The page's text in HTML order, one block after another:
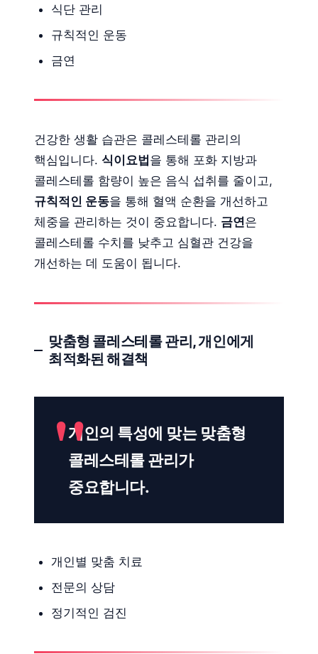
식단 관리
규칙적인 운동
금연
건강한 생활 습관은 콜레스테롤 관리의
핵심입니다. 식이요법 을 통해 포화 지방과
콜레스테롤 함량이 높은 음식 섭취를 줄이고,
규칙적인 운동을 통해 혈액 순환을 개선하고
체중을 관리하는 것이 중요합니다. 금연은
콜레스테롤 수치를 낮추고 심혈관 건강을
개선하는 데 도움이 됩니다.
맞춤형 콜레스테롤 관리, 개인에게
최적화된 해결책
개인의 특성에 맞는 맞춤형
콜레스테롤 관리가
중요합니다.
개인별 맞춤 치료
전문의 상담
정기적인 검진